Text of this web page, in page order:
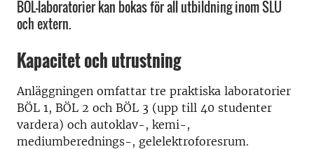
BÖL-laboratorier kan bokas för all utbildning inom SLU
och extern.
Kapacitet och utrustning
Anläggningen omfattar tre praktiska laboratorier
BÖL 1, BÖL 2 och BÖL 3 (upp till 40 studenter
vardera) och autoklav-, kemi-,
mediumberednings-, gelelektroforesrum.